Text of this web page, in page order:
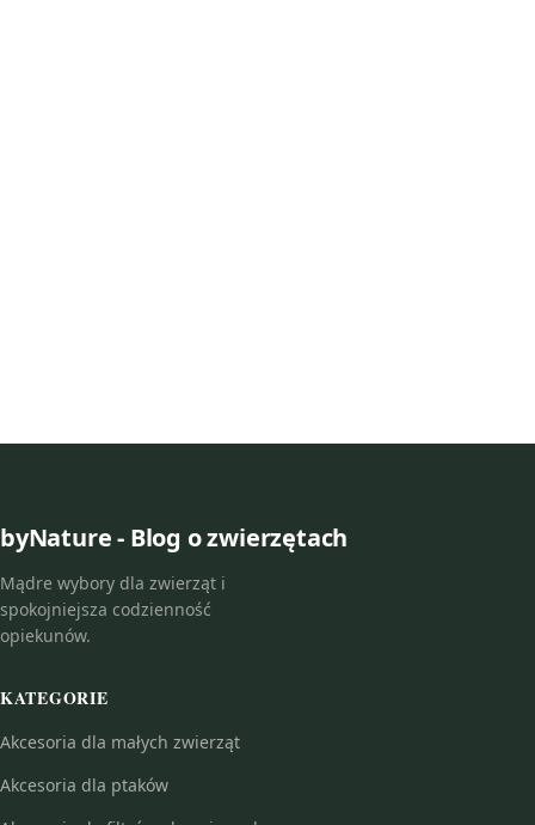
byNature - Blog o zwierzętach
Mądre wybory dla zwierząt i
spokojniejsza codzienność
opiekunów.
KATEGORIE
Akcesoria dla małych zwierząt
Akcesoria dla ptaków